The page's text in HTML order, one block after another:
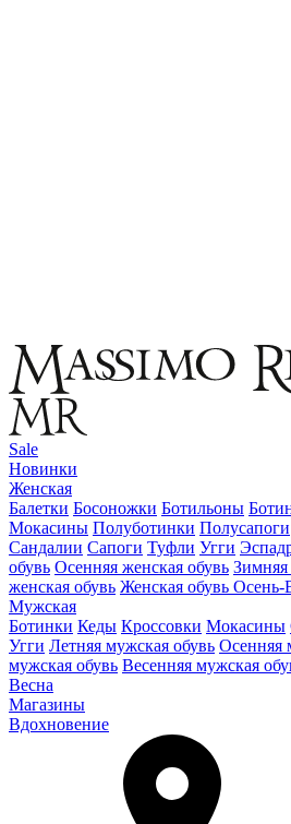
Sale
Новинки
Женская
Балетки Босоножки Ботильоны
Мокасины Полуботинки Полусапоги
Сандалии Сапоги Туфли Угги
обувь Осенняя женская обувь Зимняя
женская обувь Женская обувь Осень-
Мужская
Ботинки Кеды Кроссовки Мокасины
Угги Летняя мужская обувь Осенняя
мужская обувь Весенняя мужская
Весна
Магазины
Вдохновение